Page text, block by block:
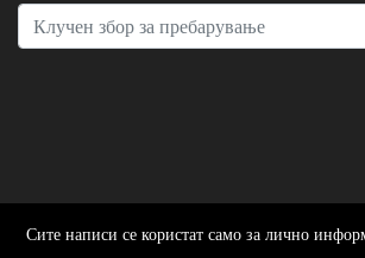
Сите написи се користат само за лично